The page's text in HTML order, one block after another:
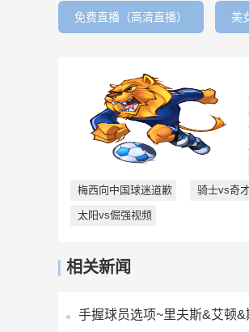
免费直播（高清直播） 美
梅西向中国球迷道歉 骑士vs奇
太阳vs倔强视频
相关新闻
手握球员选项~里夫斯&艾顿